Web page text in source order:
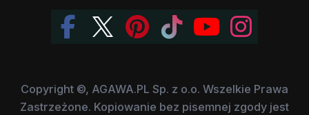
Copyright ©, AGAWA.PL Sp. z o.o. Wszelkie Prawa
Zastrzeżone. Kopiowanie bez pisemnej zgody jest